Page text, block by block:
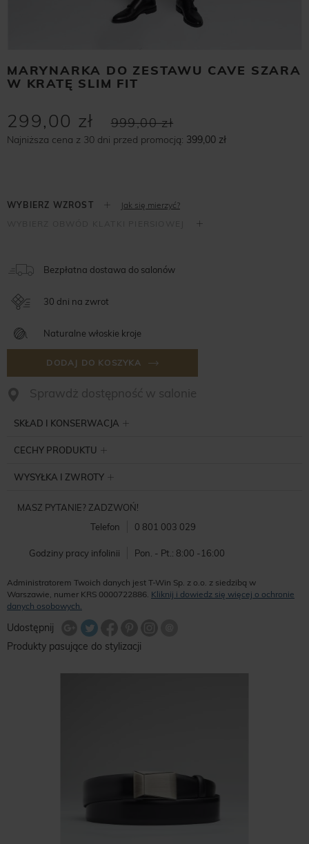
MARYNARKA DO ZESTAWU CAVE SZARA
W KRATĘ SLIM FIT
999,00 zł
299,00 zł
Najniższa cena z 30 dni przed promocją: 399,00 zł
Jak się mierzyć?
Bezpłatna dostawa do salonów
30 dni na zwrot
Naturalne włoskie kroje
DODAJ DO KOSZYKA
Sprawdż dostępność w salonie
SKŁAD I KONSERWACJA
CECHY PRODUKTU
WYSYŁKA I ZWROTY
MASZ PYTANIE? ZADZWOŃ!
Telefon
0 801 003 029
Godziny pracy infolinii Pon. - Pt.: 8:00 -16:00
Administratorem Twoich danych jest T-Win Sp. z o.o. z siedzibą w
Warszawie, numer KRS 0000722886. Kliknij i dowiedz się więcej o ochronie
danych osobowych.
Udostępnij
Share FacebookUdostępnij na Google+
Udostępnij na Google+
Produkty pasujące do stylizacji